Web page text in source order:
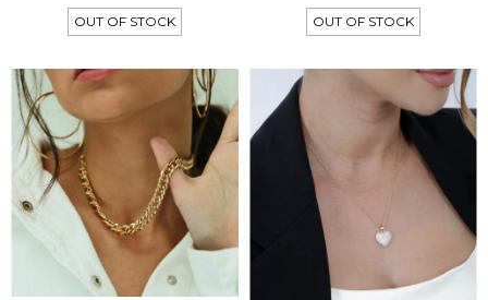
OUT OF STOCK OUT OF STOCK